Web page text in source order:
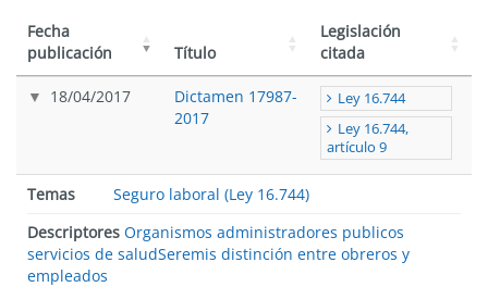
Fecha
publicación
Título
Legislación
citada
18/04/2017
Dictamen 17987-
2017
Ley 16.744
Ley 16.744,
artículo 9
Temas
Seguro laboral (Ley 16.744)
Descriptores Organismos administradores publicos
servicios de saludSeremis distinción entre obreros y
empleados